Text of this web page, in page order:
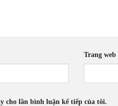
Trang web
cho lần bình luận kế tiếp của tôi.